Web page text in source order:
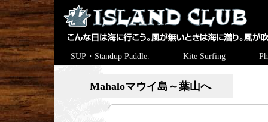
SUP・Standup Paddle. Kite Surfing
Mahaloマウイ島～葉山へ